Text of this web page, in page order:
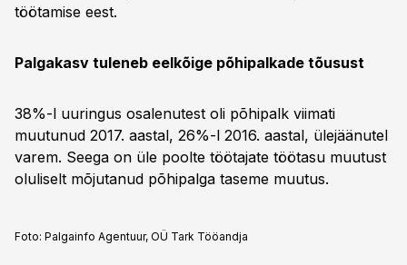
töötamise eest.
Palgakasv tuleneb eelkõige põhipalkade tõusust
38%-l uuringus osalenutest oli põhipalk viimati
muutunud 2017. aastal, 26%-l 2016. aastal, ülejäänutel
varem. Seega on üle poolte töötajate töötasu muutust
oluliselt mõjutanud põhipalga taseme muutus.
Foto: Palgainfo Agentuur, OÜ Tark Tööandja